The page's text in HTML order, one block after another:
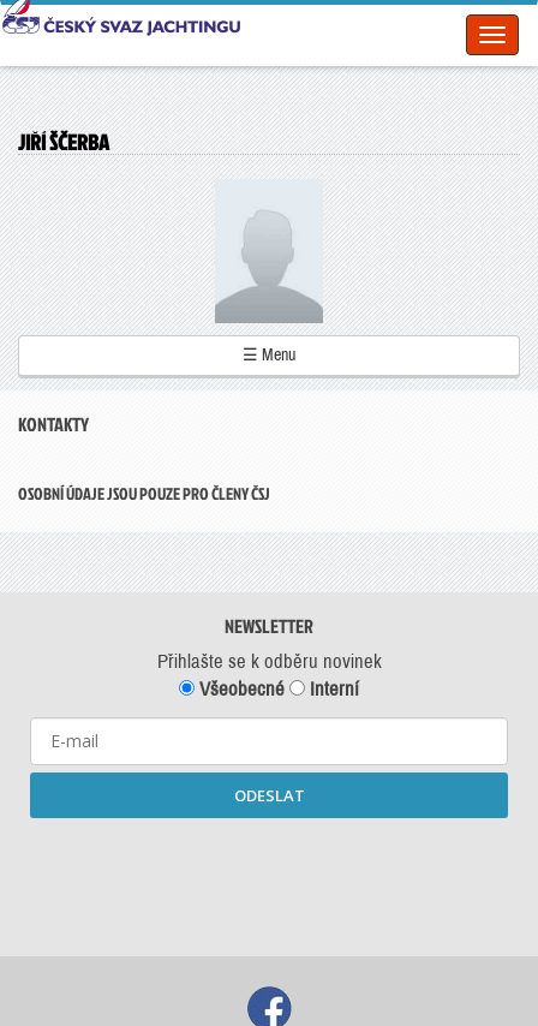
JIŘÍ ŠČERBA
☰ Menu
KONTAKTY
OSOBNÍ ÚDAJE JSOU POUZE PRO ČLENY ČSJ
NEWSLETTER
Přihlašte se k odběru novinek
Všeobecné
Interní
ODESLAT